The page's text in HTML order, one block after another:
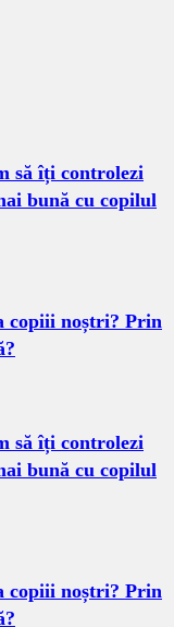
să îți controlezi
bună cu copilul
copiii noștri? Prin
să îți controlezi
bună cu copilul
copiii noștri? Prin